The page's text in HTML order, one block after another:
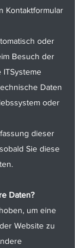
Kontaktformular
oder
Besuch der
Daten
oder
dieser
Sie diese
Daten?
um eine
Website zu